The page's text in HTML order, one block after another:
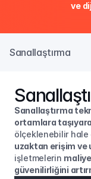
ve
Sanallaştırma
Sanallaştırma
ortamlara
ölçeklenebilir hale
uzaktan erişim ve
işletmelerin
güvenilirliğini